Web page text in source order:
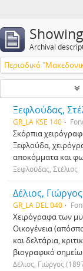
Archival
Περιοδικό
Ξεφλούδας,
GR_LA KSE 140
Σκόρπια
Ξεφλούδα,
αποκόμματα και
Ξεφλούδας, Στέλιος
Δέλιος, Γιώργος
GR_LA DEL 040
Χειρόγραφα των
Οικογένεια
και δελτάρια,
βιογραφικό
Δέλιος, Γιώργος